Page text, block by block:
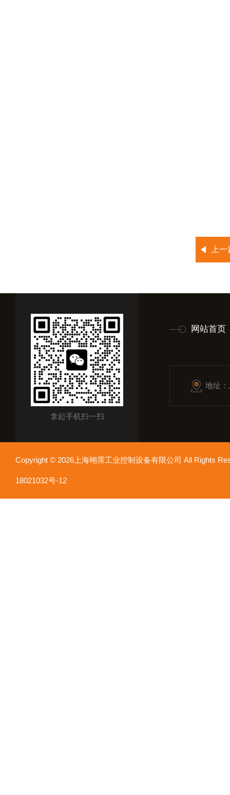
上
拿起手机扫一扫
网站首页
地址
Copyright © 2026上海翊霈工业控制设备有限公司 All Rights
18021032号-12